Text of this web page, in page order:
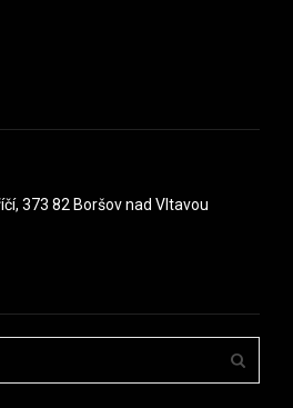
373 82 Boršov nad Vltavou